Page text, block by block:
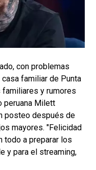
con problemas
familiar de Punta
familiares y rumores
peruana Milett
posteo después de
mayores. "Felicidad
todo a preparar los
y para el streaming,